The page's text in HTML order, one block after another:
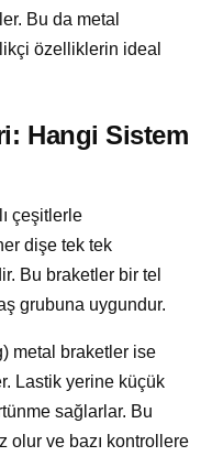
Bu da metal
özelliklerin ideal
Hangi Sistem
çeşitlerle
dişe tek tek
Bu braketler bir tel
grubuna uygundur.
metal braketler ise
Lastik yerine küçük
sağlarlar. Bu
olur ve bazı kontrollere